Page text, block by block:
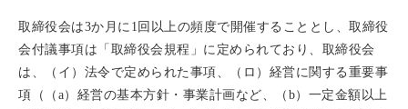
取締役会は3か月に1回以上の頻度で開催することとし、取締役
会付議事項は「取締役会規程」に定められており、取締役会
は、（イ）法令で定められた事項、（ロ）経営に関する重要事
項（（a）経営の基本方針・事業計画など、（b）一定金額以上